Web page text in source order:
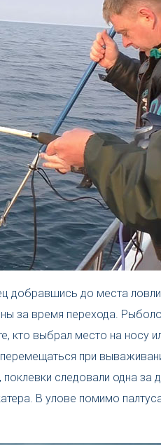
добравшись до места
за время перехода.
кто выбрал место на носу
при
следовали одна за
В улове помимо